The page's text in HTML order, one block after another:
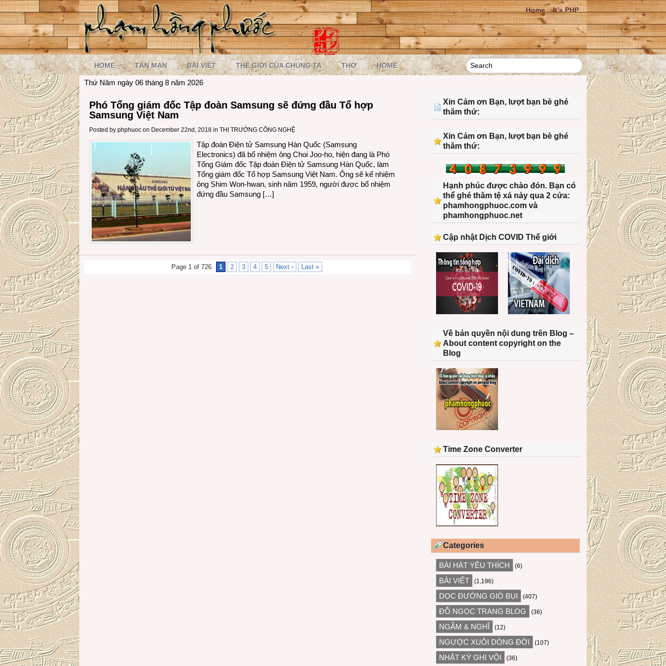
Home It’s PHP
HOME TẢN MẠN BÀI VIẾT THẾ GIỚI CỦA CHÚNG TA THƠ HOME
Thứ Năm ngày 06 tháng 8 năm 2026
Phó Tổng giám đốc Tập đoàn Samsung sẽ đứng đầu Tổ hợp
Samsung Việt Nam
Posted by phphuoc on December 22nd, 2018 in THỊ TRƯỜNG CÔNG NGHỆ
Tập đoàn Điện tử Samsung Hàn Quốc (Samsung
Electronics) đã bổ nhiệm ông Choi Joo-ho, hiện đang là Phó
Tổng Giám đốc Tập đoàn Điện tử Samsung Hàn Quốc, làm
Tổng giám đốc Tổ hợp Samsung Việt Nam. Ông sẽ kế nhiệm
ông Shim Won-hwan, sinh năm 1959, người được bổ nhiệm
đứng đầu Samsung […]
Page 1 of 726 1 2 3 4 5 Next › Last »
Xin Cảm ơn Bạn, lượt bạn bè ghé
thăm thứ:
Xin Cảm ơn Bạn, lượt bạn bè ghé
thăm thứ:
Hạnh phúc được chào đón. Bạn có
thể ghé thăm tệ xá này qua 2 cửa:
phamhongphuoc.com và
phamhongphuoc.net
Cập nhật Dịch COVID Thế giới
Về bản quyền nội dung trên Blog –
About content copyright on the
Blog
Time Zone Converter
Categories
BÀI HÁT YÊU THÍCH (6)
BÀI VIẾT (1,196)
DỌC ĐƯỜNG GIÓ BỤI (407)
ĐỖ NGỌC TRANG BLOG (36)
NGẪM & NGHĨ (12)
NGƯỢC XUÔI DÒNG ĐỜI (107)
NHẬT KÝ GHI VỘI (36)